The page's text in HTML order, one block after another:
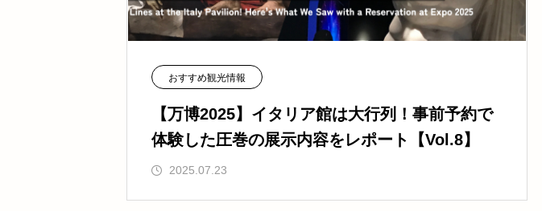
おすすめ観光情報
【万博2025】イタリア館は大行列！事前予約で
体験した圧巻の展示内容をレポート【Vol.8】
2025.07.23